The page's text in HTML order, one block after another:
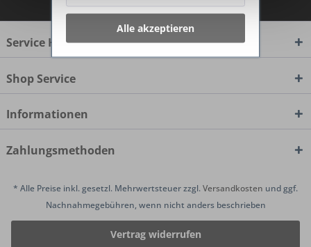
Service Hotline
Shop Service
Informationen
Zahlungsmethoden
* Alle Preise inkl. gesetzl. Mehrwertsteuer zzgl.Versandkosten und ggf.
Nachnahmegebühren, wenn nicht anders beschrieben
Vertrag widerrufen
Alle akzeptieren